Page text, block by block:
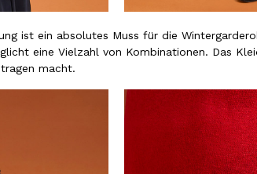
ist ein absolutes Muss für die
eine Vielzahl von Kombinationen. Das
macht.